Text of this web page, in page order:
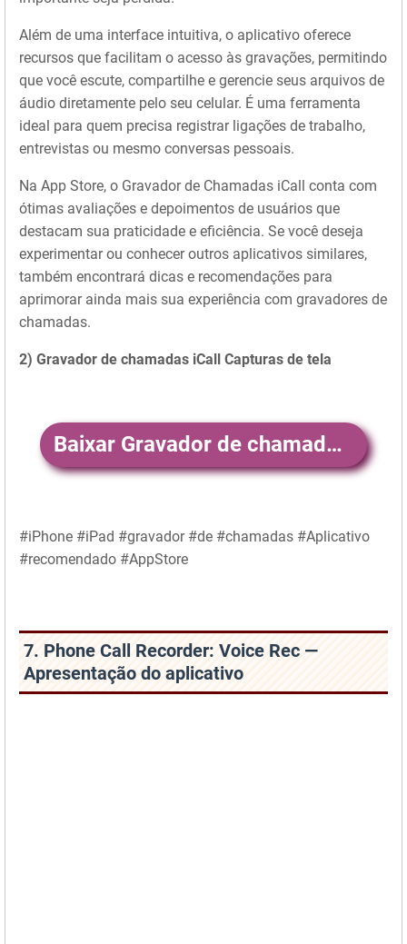
Além de uma interface intuitiva, o aplicativo oferece
recursos que facilitam o acesso às gravações, permitindo
que você escute, compartilhe e gerencie seus arquivos de
áudio diretamente pelo seu celular. É uma ferramenta
ideal para quem precisa registrar ligações de trabalho,
entrevistas ou mesmo conversas pessoais.
Na App Store, o Gravador de Chamadas iCall conta com
ótimas avaliações e depoimentos de usuários que
destacam sua praticidade e eficiência. Se você deseja
experimentar ou conhecer outros aplicativos similares,
também encontrará dicas e recomendações para
aprimorar ainda mais sua experiência com gravadores de
chamadas.
2) Gravador de chamadas iCall Capturas de tela
Baixar Gravador de chamadas iCall
#iPhone #iPad #gravador #de #chamadas #Aplicativo
#recomendado #AppStore
7. Phone Call Recorder: Voice Rec —
Apresentação do aplicativo